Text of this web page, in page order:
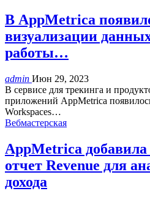
В AppMetrica
визуализации
работы…
admin Июн 29, 2023
В сервисе для трекинга и
приложений AppMetrica
Workspaces…
Вебмастерская
AppMetrica
отчет Revenue для
дохода